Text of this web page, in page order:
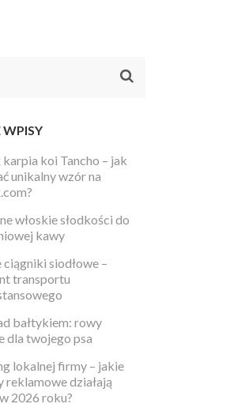
koi Tancho – jak
unikalny wzór na
włoskie słodkości do
kawy
ciągniki siodłowe –
transportu
bałtykiem: rowy
dla twojego psa
lokalnej firmy – jakie
reklamowe działają
2026 roku?